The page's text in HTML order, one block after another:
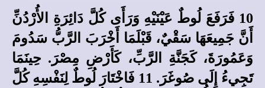
10 فَرَفَعَ لُوطٌ عَيْنَيْهِ وَرَأَى كُلَّ دَائِرَةِ الأُرْدُنِّ
أَنَّ جَمِيعَهَا سَقْيٌ، قَبْلَمَا أَخْرَبَ الرَّبُّ سَدُومَ
وَعَمُورَةَ، كَجَنَّةِ الرَّبِّ، كَأَرْضِ مِصْرَ. حِينَمَا
تَجِيءُ إِلَى صُوغَرَ. 11 فَاخْتَارَ لُوطٌ لِنَفْسِهِ كُلَّ